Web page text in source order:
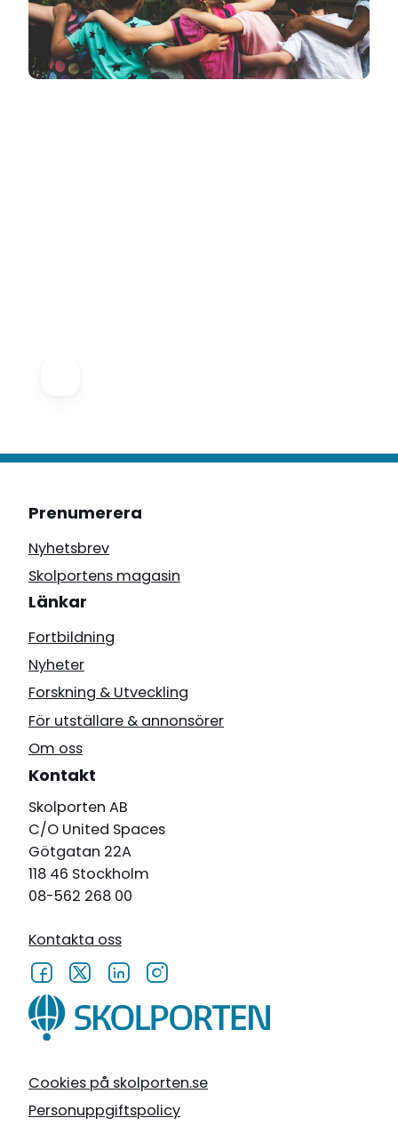
Cookies på skolporten.se
Personuppgiftspolicy
Prenumerera
Nyhetsbrev
Skolportens magasin
Länkar
Fortbildning
Nyheter
Forskning & Utveckling
För utställare & annonsörer
Om oss
Kontakt
Skolporten AB
C/O United Spaces
Götgatan 22A
118 46 Stockholm
08-562 268 00
Kontakta oss